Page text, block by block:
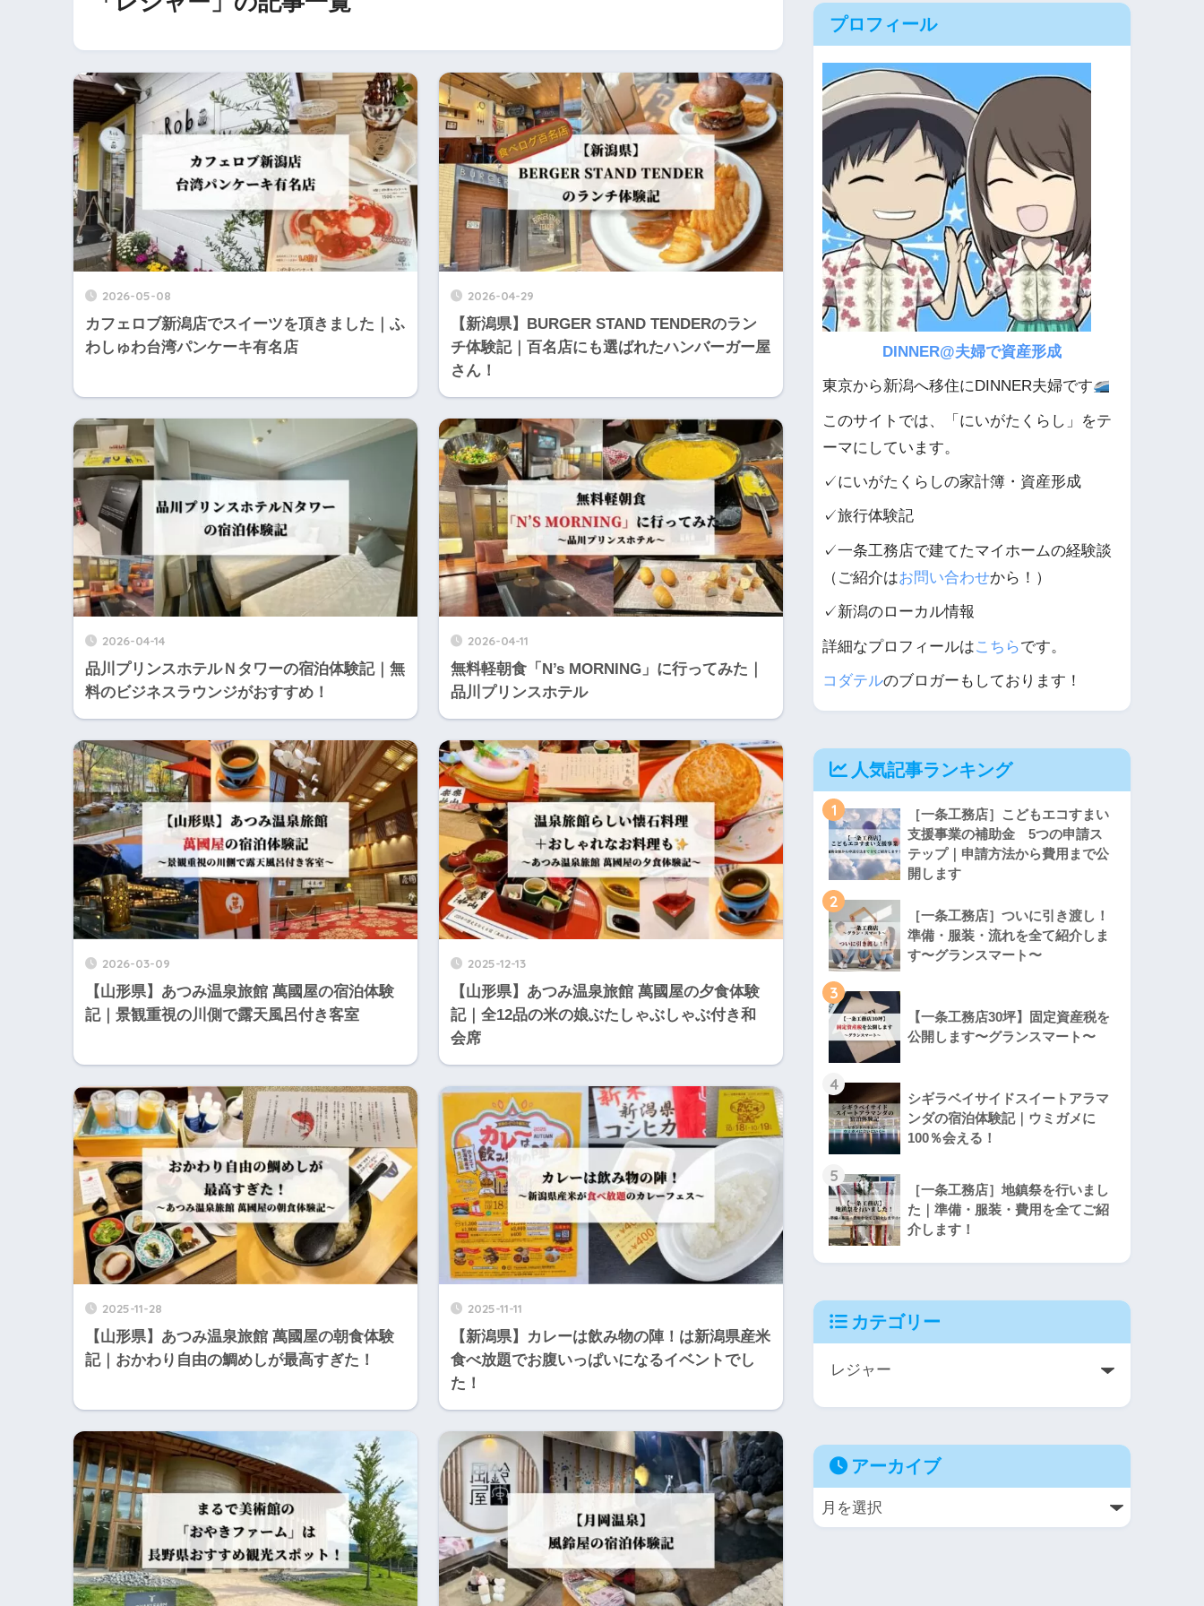
2026-05-08
カフェロブ新潟店でスイーツを頂きました｜ふ
わしゅわ台湾パンケーキ有名店
2026-04-29
【新潟県】BURGER STAND TENDERのラン
チ体験記｜百名店にも選ばれたハンバーガー屋
さん！
2026-04-14
品川プリンスホテルＮタワーの宿泊体験記｜無
料のビジネスラウンジがおすすめ！
2026-04-11
無料軽朝食「N’s MORNING」に行ってみた｜
品川プリンスホテル
2026-03-09
【山形県】あつみ温泉旅館 萬國屋の宿泊体験
記｜景観重視の川側で露天風呂付き客室
2025-12-13
【山形県】あつみ温泉旅館 萬國屋の夕食体験
記｜全12品の米の娘ぶたしゃぶしゃぶ付き和
会席
2025-11-28
【山形県】あつみ温泉旅館 萬國屋の朝食体験
記｜おかわり自由の鯛めしが最高すぎた！
2025-11-11
【新潟県】カレーは飲み物の陣！は新潟県産米
食べ放題でお腹いっぱいになるイベントでし
た！
プロフィール
DINNER@夫婦で資産形成
東京から新潟へ移住にDINNER夫婦です
このサイトでは、「にいがたくらし」をテ
ーマにしています。
✓にいがたくらしの家計簿・資産形成
✓旅行体験記
✓一条工務店で建てたマイホームの経験談
（ご紹介はお問い合わせから！）
✓新潟のローカル情報
詳細なプロフィールはこちらです。
コダテルのブロガーもしております！
人気記事ランキング
1
［一条工務店］こどもエコすまい
支援事業の補助金 5つの申請ス
テップ｜申請方法から費用まで公
開します
2
［一条工務店］ついに引き渡し！
準備・服装・流れを全て紹介しま
す〜グランスマート〜
3
【一条工務店30坪】固定資産税を
公開します〜グランスマート〜
4
シギラベイサイドスイートアラマ
ンダの宿泊体験記｜ウミガメに
100％会える！
5
［一条工務店］地鎮祭を行いまし
た｜準備・服装・費用を全てご紹
介します！
カテゴリー
アーカイブ